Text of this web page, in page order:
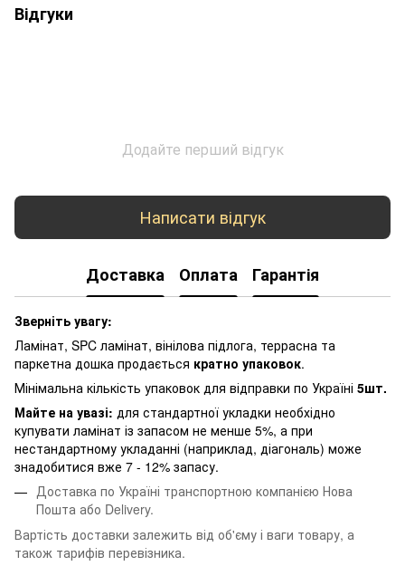
Відгуки
Додайте перший відгук
Написати відгук
Доставка Оплата Гарантія
Зверніть увагу:
Ламінат, SPC ламінат, вінілова підлога, террасна та
паркетна дошка продається кратно упаковок.
Мінімальна кількість упаковок для відправки по Україні 5шт.
Майте на увазі: для стандартної укладки необхідно
купувати ламінат із запасом не менше 5%, а при
нестандартному укладанні (наприклад, діагональ) може
знадобитися вже 7 - 12% запасу.
Доставка по Україні транспортною компанією Нова
Пошта або Delivery.
Вартість доставки залежить від об'єму і ваги товару, а
також тарифів перевізника.